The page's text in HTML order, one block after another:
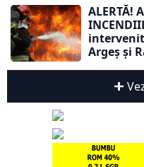
ALERTĂ!
intervenit
Argeș și